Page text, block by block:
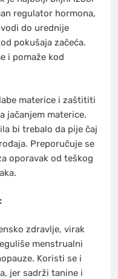
regulator hormona,
do urednije
pokušaja začeća.
i pomaže kod
materice i zaštititi
jačanjem materice.
bi trebalo da pije čaj
Preporučuje se
oporavak od teškog
zdravlje, virak
menstrualni
Koristi se i
jer sadrži tanine i